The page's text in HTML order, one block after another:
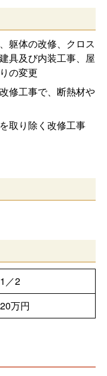
躯体の改修、クロス
具及び内装工事、屋
の変更
修工事で、断熱材や
取り除く改修工事
1／2
20万円